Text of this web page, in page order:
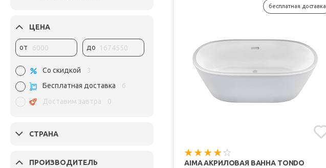
ЦЕНА
от до
Со скидкой
3
Бесплатная доставка
6
Доставим завтра
0
СТРАНА
ПРОИЗВОДИТЕЛЬ
бесплатная доставка
AIMA АКРИЛОВАЯ ВАННА TONDO